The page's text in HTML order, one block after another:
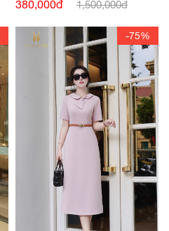
380,000đ 1,500,000đ
-75%